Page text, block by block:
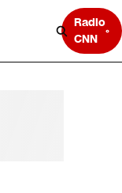
Radio
CNN